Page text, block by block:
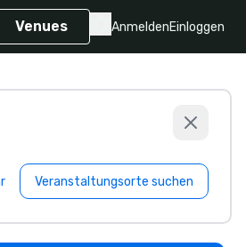
Venues AnmeldenEinloggen
Veranstaltungsorte suchen